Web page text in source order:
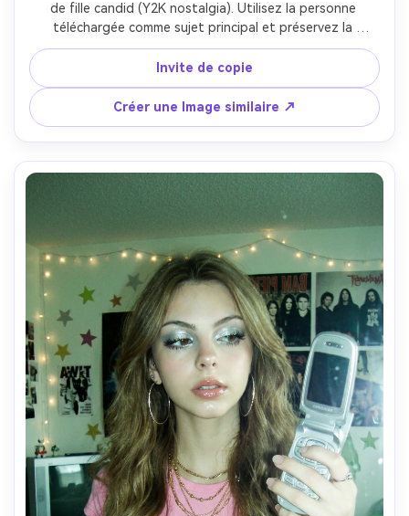
de fille candid (Y2K nostalgia). Utilisez la personne
téléchargée comme sujet principal et préservez la
ressemblance du visage, le ton de la peau et la
reconnaissance. Photoréaliste, mais intentionnellement
lo-fi.Appareil photo/qualité: Appareil photo numérique
compact du milieu des années 2000+ look flash sur
l'appareil photo — mise au point douce, flou léger,
grain/bruit visible, couleur légèrement chaude/rose,
équilibre blanc imparfait, vignette subtile, noirs écrasés,
reflets soufflés sur les zones brillantes. Ajoutez un faible
effet d'étincelle "superposition de paillettes" comme les
vieux filtres MySpace (petites étoiles scintillent), ne
couvrant pas les yeux. Scène: Esthétique cosy rose de la
chambre — mur peint rose, mignonnes affiches/art
encadrées, jouets/oreillers en peluche, literie douce en
désordre. Sujet allongé sur le lit, appuyé sur un coude,
gros plan/cadrage demi-corps. Pose/accessoire: Le sujet
tient un téléphone classique du début des années 2000 à
la joue (téléphone à basculer), expression ennuyée/cool,
regardant vers la caméra. Gardez les mains naturelles et
réalistes. Maquillage (strong Y2K girl): brillant à lèvres
épais, fard à paupières scintillant perlé (argent/bleu
glacé/rose), reflets intérieurs brillants, mascara lourd,
blush subtil et gelé. Ajouter de petits accents de strass
près des yeux facultatif. Cheveux en vagues lâches avec
mignons clips en option. Accessoires: colliers en couches,
bijoux de charme, petits arceaux, détails en strass.
Invite de copie
Créer une Image similaire ↗